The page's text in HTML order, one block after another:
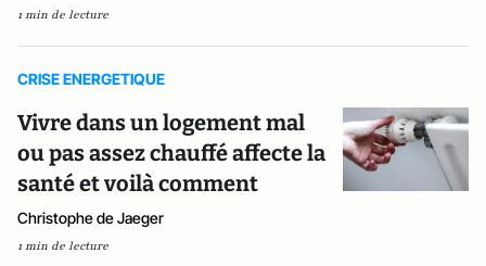
1 min de lecture
CRISE ENERGETIQUE
Vivre dans un logement mal
ou pas assez chauffé affecte la
santé et voilà comment
Christophe de Jaeger
1 min de lecture